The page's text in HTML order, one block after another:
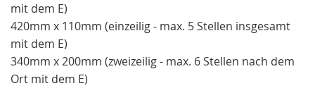
mit dem E)
420mm x 110mm (einzeilig - max. 5 Stellen insgesamt
mit dem E)
340mm x 200mm (zweizeilig - max. 6 Stellen nach dem
Ort mit dem E)